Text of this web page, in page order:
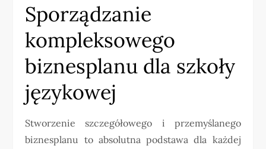
Sporządzanie
kompleksowego
biznesplanu dla szkoły
językowej
Stworzenie szczegółowego i przemyślanego
biznesplanu to absolutna podstawa dla każdej